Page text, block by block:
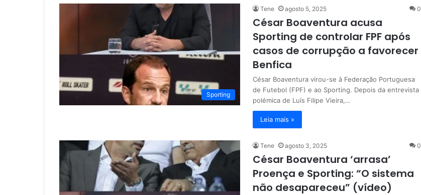
Sporting
Tene agosto 5, 2025 0
César Boaventura acusa
Sporting de controlar FPF após
casos de corrupção a favorecer
Benfica
César Boaventura virou-se à Federação Portuguesa
de Futebol (FPF) e ao Sporting. Depois da entrevista
polémica de Luís Filipe Vieira,…
Leia mais »
Tene agosto 3, 2025 0
César Boaventura ‘arrasa’
Proença e Sporting: “O sistema
não desapareceu” (vídeo)